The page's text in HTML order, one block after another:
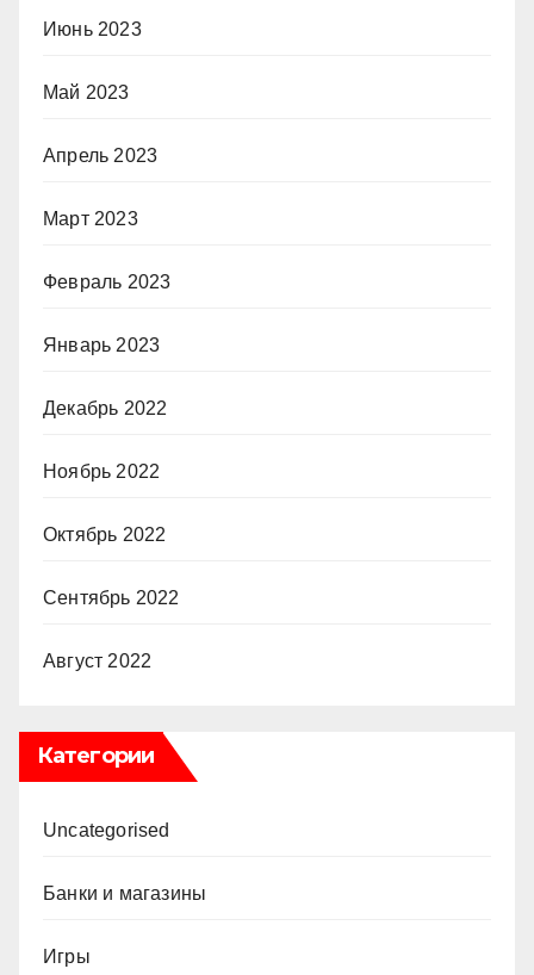
Июнь 2023
Май 2023
Апрель 2023
Март 2023
Февраль 2023
Январь 2023
Декабрь 2022
Ноябрь 2022
Октябрь 2022
Сентябрь 2022
Август 2022
Категории
Uncategorised
Банки и магазины
Игры